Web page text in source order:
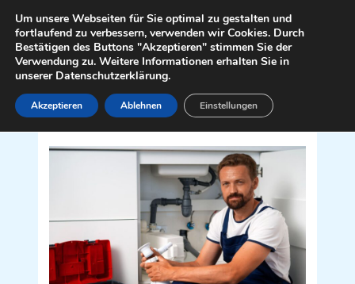
Inhalt
springen
Sanitär Installateur für Vösendorf
Um unsere Webseiten für Sie optimal zu gestalten und
fortlaufend zu verbessern, verwenden wir Cookies. Durch
Bestätigen des Buttons "Akzeptieren" stimmen Sie der
Verwendung zu. Weitere Informationen erhalten Sie in
unserer Datenschutzerklärung.
Akzeptieren Ablehnen Einstellungen